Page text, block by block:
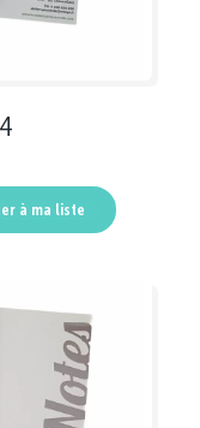
à ma liste